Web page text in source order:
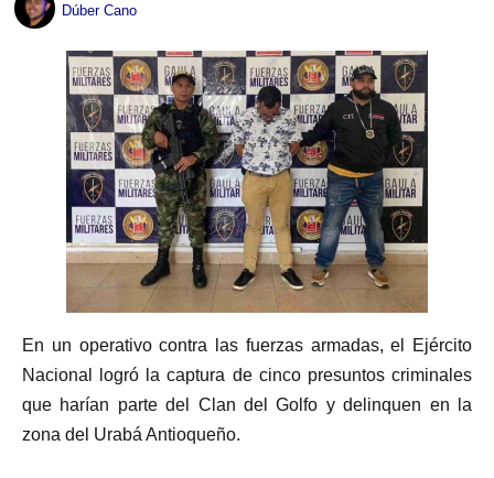
Dúber Cano
En un operativo contra las fuerzas armadas, el Ejército
Nacional logró la captura de cinco presuntos criminales
que harían parte del Clan del Golfo y delinquen en la
zona del Urabá Antioqueño.